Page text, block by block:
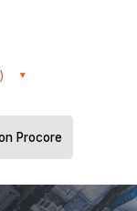
Procore